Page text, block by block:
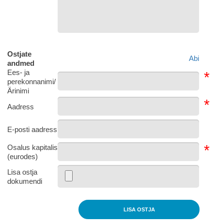
Ostjate
andmed
Abi
Ees- ja
perekonnanimi/
Ärinimi
*
Aadress *
E-posti aadress
Osalus kapitalis
(eurodes)
*
Lisa ostja
dokumendi
LISA OSTJA